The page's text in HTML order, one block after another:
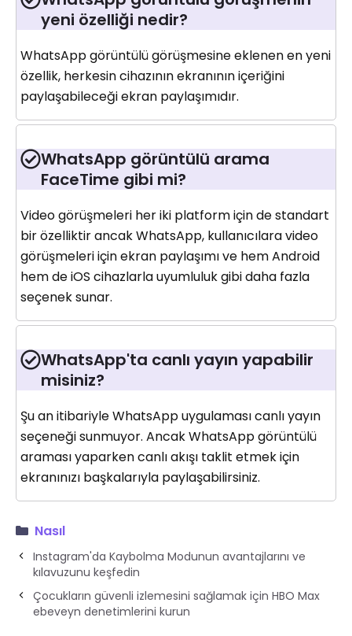
yeni özelliği nedir?
WhatsApp görüntülü görüşmesine eklenen en yeni
özellik, herkesin cihazının ekranının içeriğini
paylaşabileceği ekran paylaşımıdır.
WhatsApp görüntülü arama
FaceTime gibi mi?
Video görüşmeleri her iki platform için de standart
bir özelliktir ancak WhatsApp, kullanıcılara video
görüşmeleri için ekran paylaşımı ve hem Android
hem de iOS cihazlarla uyumluluk gibi daha fazla
seçenek sunar.
WhatsApp'ta canlı yayın yapabilir
misiniz?
Şu an itibariyle WhatsApp uygulaması canlı yayın
seçeneği sunmuyor. Ancak WhatsApp görüntülü
araması yaparken canlı akışı taklit etmek için
ekranınızı başkalarıyla paylaşabilirsiniz.
Nasıl
Instagram'da Kaybolma Modunun avantajlarını ve
kılavuzunu keşfedin
Çocukların güvenli izlemesini sağlamak için HBO Max
ebeveyn denetimlerini kurun